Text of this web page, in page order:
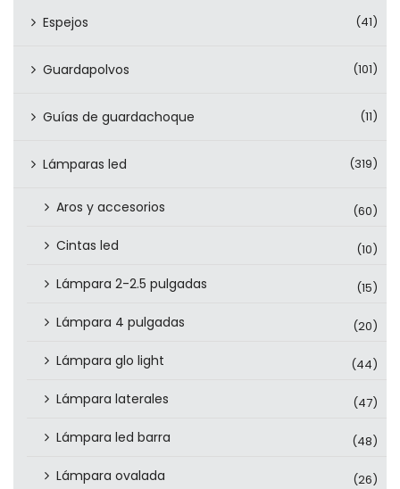
Espejos (41)
Guardapolvos (101)
Guías de guardachoque (11)
Lámparas led (319)
Aros y accesorios (60)
Cintas led (10)
Lámpara 2-2.5 pulgadas (15)
Lámpara 4 pulgadas (20)
Lámpara glo light (44)
Lámpara laterales (47)
Lámpara led barra (48)
Lámpara ovalada (26)